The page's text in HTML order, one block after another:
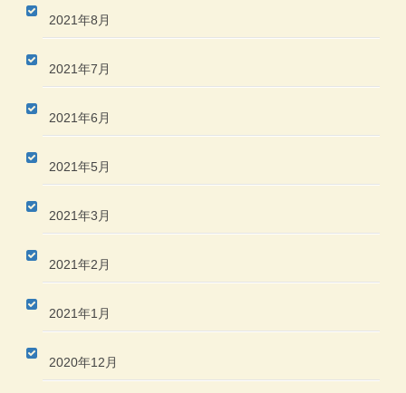
2021年8月
2021年7月
2021年6月
2021年5月
2021年3月
2021年2月
2021年1月
2020年12月